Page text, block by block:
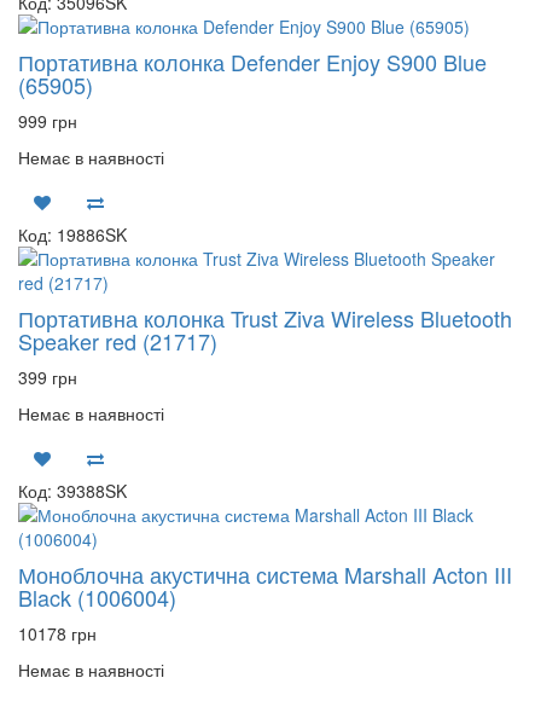
Портативна колонка Defender Enjoy S900 Blue
(65905)
999 грн
Немає в наявності
Код: 19886SK
Портативна колонка Trust Ziva Wireless Bluetooth
Speaker red (21717)
399 грн
Немає в наявності
Код: 39388SK
Моноблочна акустична система Marshall Acton III
Black (1006004)
10178 грн
Немає в наявності